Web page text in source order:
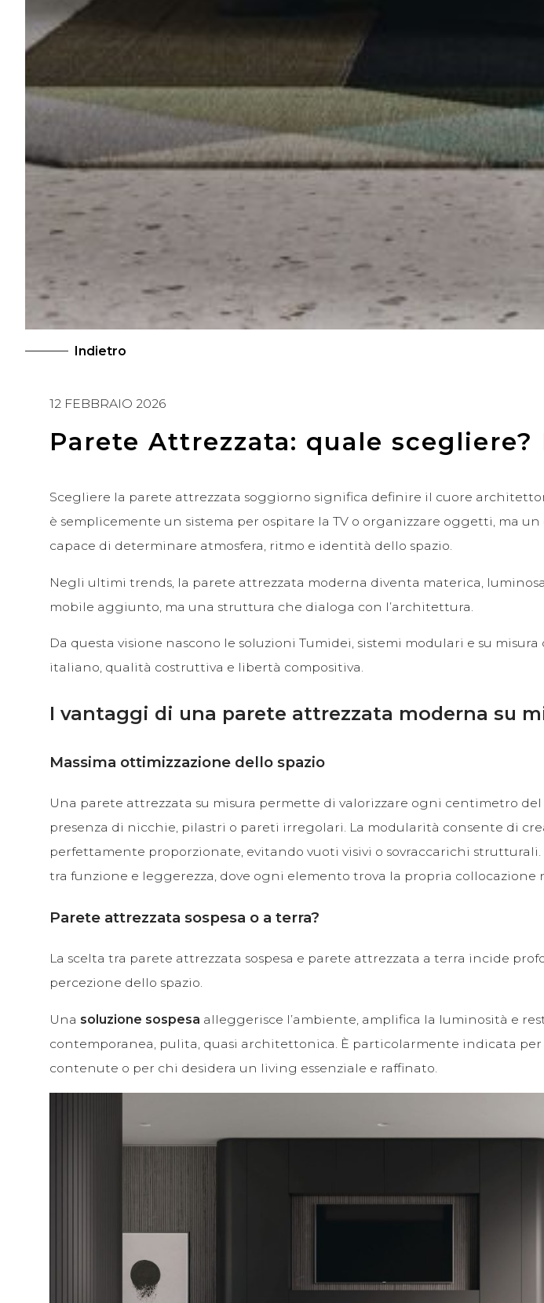
Indietro
12 FEBBRAIO 2026
Parete Attrezzata: quale
Scegliere la parete attrezzata soggiorno significa definire il cuore
è semplicemente un sistema per ospitare la TV o organizzare oggetti, ma
capace di determinare atmosfera, ritmo e identità dello spazio.
Negli ultimi trends, la parete attrezzata moderna diventa materica,
mobile aggiunto, ma una struttura che dialoga con l’architettura.
Da questa visione nascono le soluzioni Tumidei, sistemi modulari e su
italiano, qualità costruttiva e libertà compositiva.
I vantaggi di una parete attrezzata moderna su
Massima ottimizzazione dello spazio
Una parete attrezzata su misura permette di valorizzare ogni centimetro
presenza di nicchie, pilastri o pareti irregolari. La modularità consente di
perfettamente proporzionate, evitando vuoti visivi o sovraccarichi
tra funzione e leggerezza, dove ogni elemento trova la propria collocazione
Parete attrezzata sospesa o a terra?
La scelta tra parete attrezzata sospesa e parete attrezzata a terra incide
percezione dello spazio.
Una soluzione sospesa alleggerisce l’ambiente, amplifica la luminosità e
contemporanea, pulita, quasi architettonica. È particolarmente indicata
contenute o per chi desidera un living essenziale e raffinato.